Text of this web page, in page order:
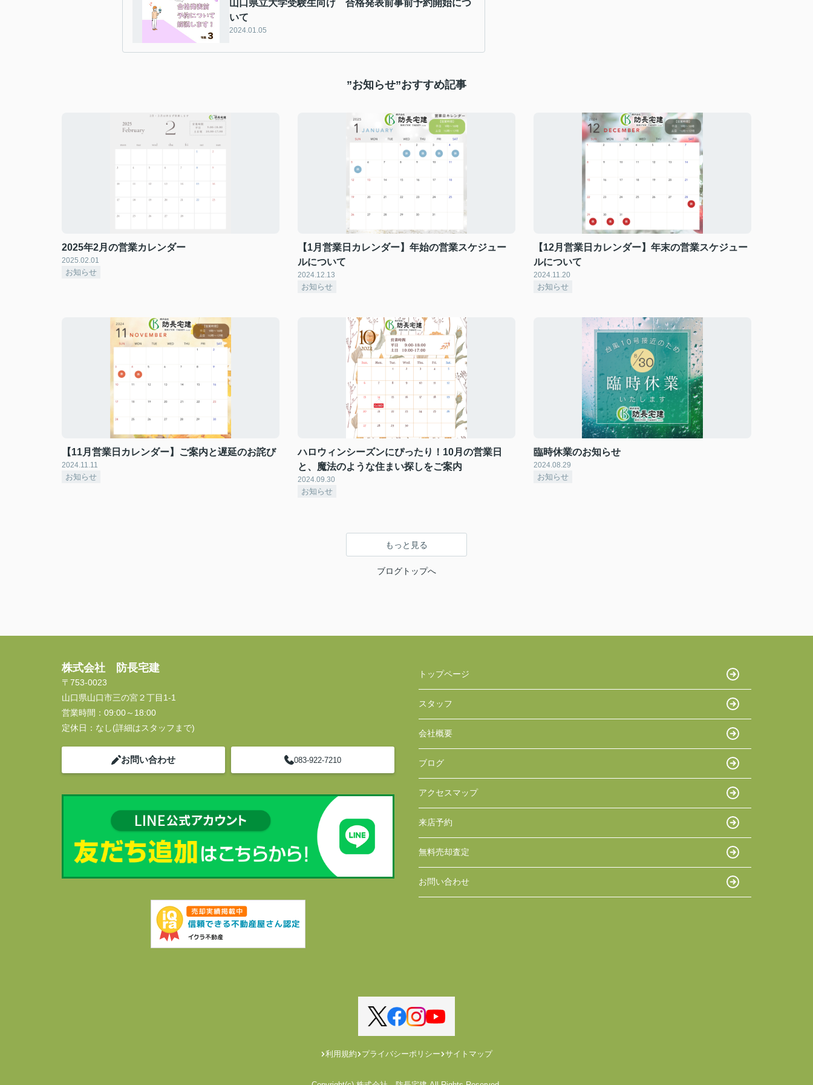
山口県立大学受験生向け 合格発表前事前予約開始につ
いて
2024.01.05
”お知らせ”おすすめ記事
2025年2月の営業カレンダー
2025.02.01
お知らせ
【1月営業日カレンダー】年始の営業スケジュー
ルについて
2024.12.13
お知らせ
【12月営業日カレンダー】年末の営業スケジュー
ルについて
2024.11.20
お知らせ
【11月営業日カレンダー】ご案内と遅延のお詫び
2024.11.11
お知らせ
ハロウィンシーズンにぴったり！10月の営業日
と、魔法のような住まい探しをご案内
2024.09.30
お知らせ
臨時休業のお知らせ
2024.08.29
お知らせ
もっと見る
ブログトップへ
株式会社 防長宅建
〒753-0023
山口県山口市三の宮２丁目1-1
営業時間： 09:00～18:00
定休日： なし(詳細はスタッフまで)
お問い合わせ 083-922-7210
トップページ
スタッフ
会社概要
ブログ
アクセスマップ
来店予約
無料売却査定
お問い合わせ
利用規約 プライバシーポリシー サイトマップ